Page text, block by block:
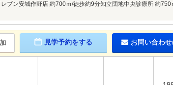
ブン安城作野店 約700ｍ/徒歩約9分知立団地中央診療所 約750
見学予約をする お問い合わ